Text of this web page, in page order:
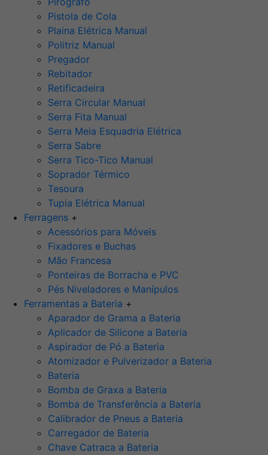
Pistola de Cola
Plaina Elétrica Manual
Politriz Manual
Pregador
Rebitador
Retificadeira
Serra Circular Manual
Serra Fita Manual
Serra Meia Esquadria Elétrica
Serra Sabre
Serra Tico-Tico Manual
Soprador Térmico
Tesoura
Tupia Elétrica Manual
Ferragens +
Acessórios para Móveis
Fixadores e Buchas
Mão Francesa
Ponteiras de Borracha e PVC
Pés Niveladores e Manípulos
Ferramentas a Bateria +
Aparador de Grama a Bateria
Aplicador de Silicone a Bateria
Aspirador de Pó a Bateria
Atomizador e Pulverizador a Bateria
Bateria
Bomba de Graxa a Bateria
Bomba de Transferência a Bateria
Calibrador de Pneus a Bateria
Carregador de Bateria
Chave Catraca a Bateria